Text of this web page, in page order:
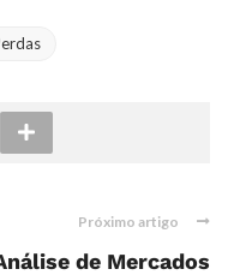
Próximo artigo
de Mercados